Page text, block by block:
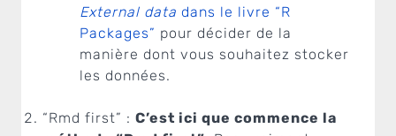
External data dans le livre “R
Packages” pour décider de la
manière dont vous souhaitez stocker
les données.
“Rmd first” : C’est ici que commence la